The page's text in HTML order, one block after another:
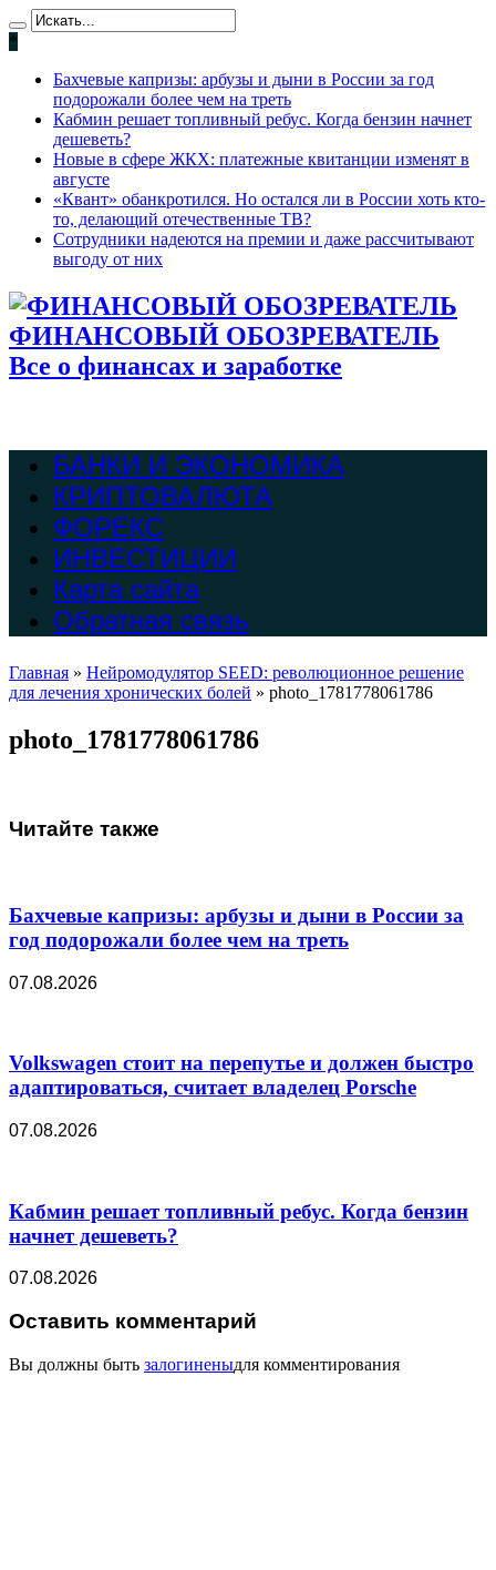
*
Бахчевые капризы: арбузы и дыни в России за год
подорожали более чем на треть
Кабмин решает топливный ребус. Когда бензин начнет
дешеветь?
Новые в сфере ЖКХ: платежные квитанции изменят в
августе
«Квант» обанкротился. Но остался ли в России хоть кто-
то, делающий отечественные ТВ?
Сотрудники надеются на премии и даже рассчитывают
выгоду от них
ФИНАНСОВЫЙ ОБОЗРЕВАТЕЛЬ
Все о финансах и заработке
БАНКИ И ЭКОНОМИКА
КРИПТОВАЛЮТА
ФОРЕКС
ИНВЕСТИЦИИ
Карта сайта
Обратная связь
Главная » Нейромодулятор SEED: революционное решение
для лечения хронических болей » photo_1781778061786
photo_1781778061786
Читайте также
Бахчевые капризы: арбузы и дыни в России за
год подорожали более чем на треть
07.08.2026
Volkswagen стоит на перепутье и должен быстро
адаптироваться, считает владелец Porsche
07.08.2026
Кабмин решает топливный ребус. Когда бензин
начнет дешеветь?
07.08.2026
Оставить комментарий
Вы должны быть залогиненыдля комментирования